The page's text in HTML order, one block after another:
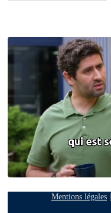
Mentions légales|